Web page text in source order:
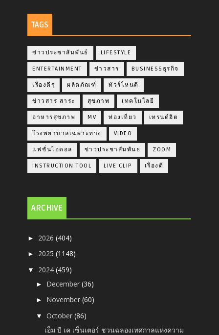
TAGS
ข่าวประชาสัมพันธ์ LIFESTYLE
ENTERTAINMENT ข่าวสาร BUSINESSธุรกิจ
เรื่องดีๆ ผลิตภัณฑ์ ทัวร์ไหนดี
ข่าวสาร สาระ สุขภาพ เทคโนโลยี
อาหารสุขภาพ MV ท่องเที่ยว เทรนด์ฮิต
โรงพยาบาลเฉพาะทาง VIDEO
แฟชั่นไอดอล ข่าวประชาสัมพันธ ZOOM
INSTRUCTION TOOL LIVE CLIP เรื่องดี
ARCHIVE
► 2026(404)
► 2025(1148)
▼ 2024(459)
► December(36)
► November(60)
▼October(86)
เอ็ม บี เค เซ็นเตอร์ ชวนฉลองเทศกาลแห่งความ